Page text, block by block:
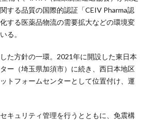
する品質の国際的認証「CEIV Pharma認
する医薬品物流の需要拡大などの環境変
る。
た方針の一環。2021年に開設した東日本
ー（埼玉県加須市）に続き、西日本地区
トフォームセンターとして位置付け、運
キュリティ管理を行うとともに、免震構